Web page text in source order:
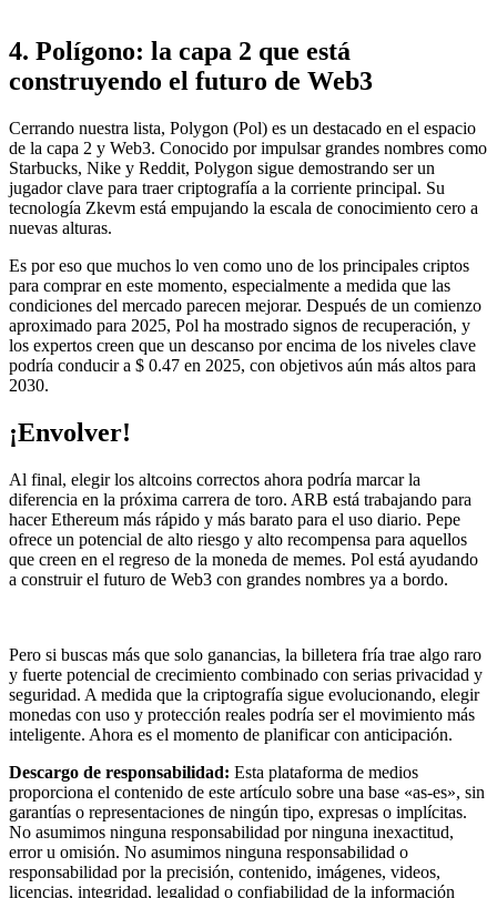
4. Polígono: la capa 2 que está
construyendo el futuro de Web3
Cerrando nuestra lista, Polygon (Pol) es un destacado en el espacio
de la capa 2 y Web3. Conocido por impulsar grandes nombres como
Starbucks, Nike y Reddit, Polygon sigue demostrando ser un
jugador clave para traer criptografía a la corriente principal. Su
tecnología Zkevm está empujando la escala de conocimiento cero a
nuevas alturas.
Es por eso que muchos lo ven como uno de los principales criptos
para comprar en este momento, especialmente a medida que las
condiciones del mercado parecen mejorar. Después de un comienzo
aproximado para 2025, Pol ha mostrado signos de recuperación, y
los expertos creen que un descanso por encima de los niveles clave
podría conducir a $ 0.47 en 2025, con objetivos aún más altos para
2030.
¡Envolver!
Al final, elegir los altcoins correctos ahora podría marcar la
diferencia en la próxima carrera de toro. ARB está trabajando para
hacer Ethereum más rápido y más barato para el uso diario. Pepe
ofrece un potencial de alto riesgo y alto recompensa para aquellos
que creen en el regreso de la moneda de memes. Pol está ayudando
a construir el futuro de Web3 con grandes nombres ya a bordo.
Pero si buscas más que solo ganancias, la billetera fría trae algo raro
y fuerte potencial de crecimiento combinado con serias privacidad y
seguridad. A medida que la criptografía sigue evolucionando, elegir
monedas con uso y protección reales podría ser el movimiento más
inteligente. Ahora es el momento de planificar con anticipación.
Descargo de responsabilidad: Esta plataforma de medios
proporciona el contenido de este artículo sobre una base «as-es», sin
garantías o representaciones de ningún tipo, expresas o implícitas.
No asumimos ninguna responsabilidad por ninguna inexactitud,
error u omisión. No asumimos ninguna responsabilidad o
responsabilidad por la precisión, contenido, imágenes, videos,
licencias, integridad, legalidad o confiabilidad de la información